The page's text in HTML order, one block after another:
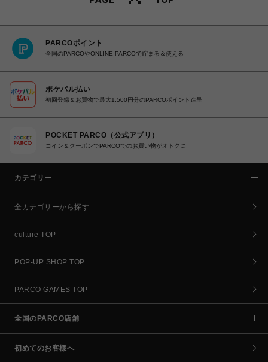
PARCOポイント
全国のPARCOやONLINE PARCOで貯まる＆使える
ポケパル払い
初回登録＆お買物で最大1,500円分のPARCOポイント進呈
POCKET PARCO（公式アプリ）
コイン＆クーポンでPARCOでのお買い物がオトクに
カテゴリー
全カテゴリーから探す
culture TOP
POP-UP SHOP TOP
PARCO GAMES TOP
全国のPARCO店舗
初めてのお客様へ